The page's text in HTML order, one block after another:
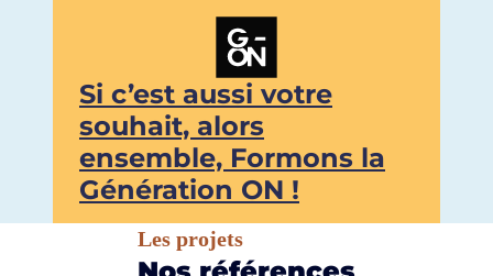
Si c’est aussi votre
souhait, alors
ensemble, Formons la
Génération ON !
Les projets